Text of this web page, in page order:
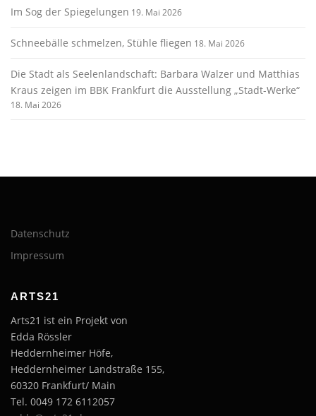
Im Sog der Spiegelungen 19. Mai 2026
Schneebälle schmelzen, Stühle fliegen 18. Mai 2026
Die Stadt als Seelenlandschaft: Barbara Walzer und Matthias
Kraus zeigen im BBK Frankfurt die Ausstellung „Stadt-Werke“
18. Mai 2026
Datenschutz
Impressum
ARTS21
Arts21 ist ein Projekt von
Edda Rössler
Heddernheimer Höfe,
Heddernheimer Landstraße 155,
60320 Frankfurt/ Main
Tel. 0049 172 6112057